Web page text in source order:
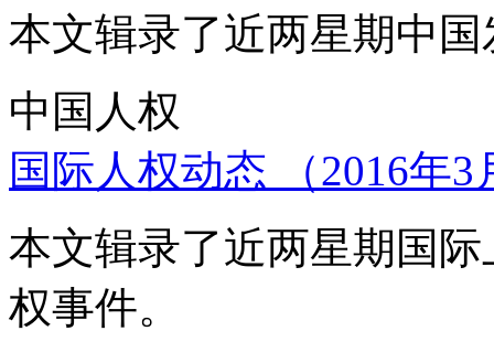
本文辑录了近两星期中
中国人权
国际人权动态 （2016年
本文辑录了近两星期国
权事件。